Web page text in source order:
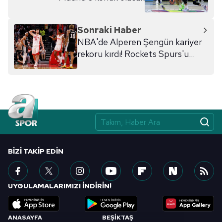
hazırlanmış Aydınlatma Metnimizi okumak ve sitemizde
ilgili mevzuata uygun olarak kullanılan çerezlerle ilgili bilgi
almak için lütfentıklayınız.
Sonraki Haber
NBA'de Alperen Şengün kariyer
rekoru kırdı! Rockets Spurs'u
ANASAYFA BEŞİKTAŞ
BIZI TAKIP EDIN
UYGULAMALARIMIZI İNDİRİN!